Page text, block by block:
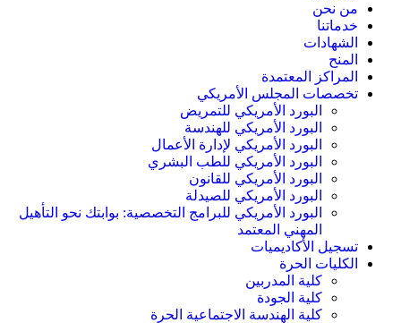
من نحن
خدماتنا
الشهادات
المنح
المراكز المعتمدة
تخصصات المجلس الأمريكي
البورد الأمريكي للتمريض
البورد الأمريكي للهندسة
البورد الأمريكي لإدارة الأعمال
البورد الأمريكي للطب البشري
البورد الأمريكي للقانون
البورد الأمريكي للصيدلة
البورد الأمريكي للبرامج التخصصية: بوابتك نحو التأهيل
المهني المعتمد
تسجيل الأكاديميات
الكليات الحرة
كلية المدربين
كلية الجودة
كلية الهندسة الاجتماعية الحرة